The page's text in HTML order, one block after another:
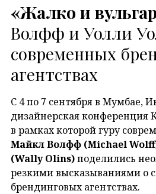
«Жалко и
Волфф и Уолли
современных
агентствах
С 4 по 7 сентября в Мумбае,
дизайнерская конференция
в рамках которой гуру
Майкл Волфф (Michael
(Wally Olins)поделились
резкими высказываниями о
брендинговых агентствах.